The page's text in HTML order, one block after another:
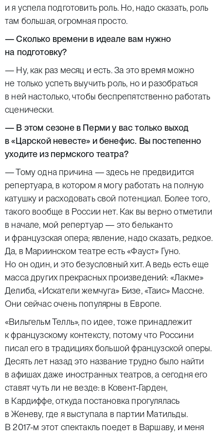
и я успела подготовить роль. Но, надо сказать, роль
там большая, огромная просто.
— Сколько времени в идеале вам нужно
на подготовку?
— Ну, как раз месяц и есть. За это время можно
не только успеть выучить роль, но и разобраться
в ней настолько, чтобы беспрепятственно работать
сценически.
— В этом сезоне в Перми у вас только выход
в «Царской невесте» и бенефис. Вы постепенно
уходите из пермского театра?
— Тому одна причина — здесь не предвидится
репертуара, в котором я могу работать на полную
катушку и расходовать свой потенциал. Более того,
такого вообще в России нет. Как вы верно отметили
в начале, мой репертуар — это бельканто
и французская опера; явление, надо сказать, редкое.
Да, в Мариинском театре есть «Фауст» Гуно.
Но он один, и это безусловный хит. А ведь есть еще
масса других прекрасных произведений: «Лакме»
Делиба, «Искатели жемчуга» Бизе, «Таис» Массне.
Они сейчас очень популярны в Европе.
«Вильгельм Телль», по идее, тоже принадлежит
к французскому контексту, потому что Россини
писал его в традициях большой французской оперы.
Десять лет назад это название трудно было найти
в афишах даже иностранных театров, а сегодня его
ставят чуть ли не везде: в Ковент-Гарден,
в Кардиффе, откуда постановка прогулялась
в Женеву, где я выступала в партии Матильды.
В 2017-м этот спектакль поедет в Варшаву, и меня